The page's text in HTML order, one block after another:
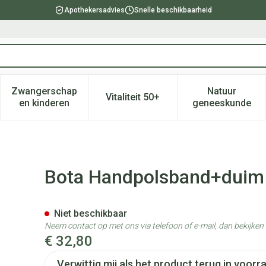
Apothekersadvies Snelle beschikbaarheid
verzorging en hygiëne categorie
voor Dieet, voeding en vitamines categorie
Zwangerschap
en kinderenToon submenu voor Zwangerschap en kinderen
Vitaliteit 50+Toon submenu voor Vitaliteit
Natuur
geneeskunde
Toon
White N5
Bota
€ 32,80
Niet beschikbaar
Neem contact op met ons via telefoon of e-mail, dan bekijken